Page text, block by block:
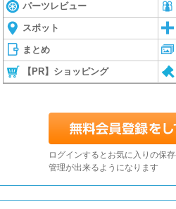
パーツレビュー
スポット
まとめ
【PR】ショッピング
ログインするとお気に入りの保
管理が出来るようになります